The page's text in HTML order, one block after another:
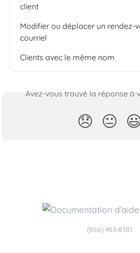
client
Modifier ou déplacer un rendez-
courriel
Clients avec le même nom
Avez-vous trouvé la réponse à
😞 😐
(866) 463-8381